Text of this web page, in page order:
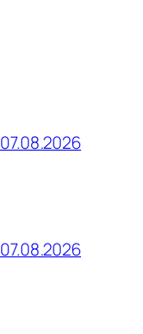
07.08.2026
07.08.2026